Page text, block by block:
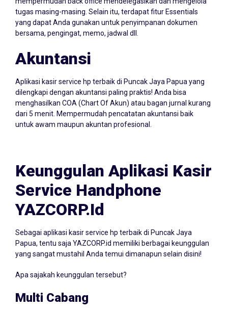
tugas masing-masing. Selain itu, terdapat fitur Essentials
yang dapat Anda gunakan untuk penyimpanan dokumen
bersama, pengingat, memo, jadwal dll.
Akuntansi
dilengkapi dengan akuntansi paling praktis! Anda bisa
menghasilkan COA (Chart Of Akun) atau bagan jurnal kurang
dari 5 menit. Mempermudah pencatatan akuntansi baik
untuk awam maupun akuntan profesional.
Keunggulan Aplikasi Kasir
Service Handphone
YAZCORP.id
Papua, tentu saja YAZCORP.id memiliki berbagai keunggulan
yang sangat mustahil Anda temui dimanapun selain disini!
Multi Cabang